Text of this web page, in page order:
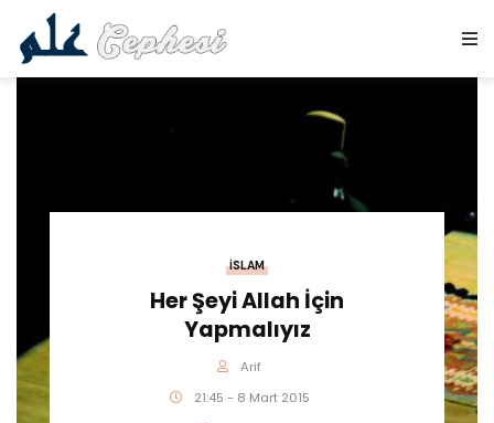
İSLAM
Her Şeyi Allah İçin
Yapmalıyız
Arif
21:45 - 8 Mart 2015